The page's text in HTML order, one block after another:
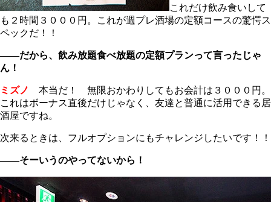
これだけ飲み食いして
も２時間３０００円。これが週プレ酒場の定額コースの驚愕ス
ペックだ！！
――だから、飲み放題食べ放題の定額プランって言ったじゃ
ん！
ミズノ
本当だ！ 無限おかわりしてもお会計は３０００円。
これはボーナス直後だけじゃなく、友達と普通に活用できる居
酒屋ですね。
次来るときは、フルオプションにもチャレンジしたいです！！
――そーいうのやってないから！